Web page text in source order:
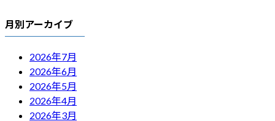
月別アーカイブ
2026年7月
2026年6月
2026年5月
2026年4月
2026年3月